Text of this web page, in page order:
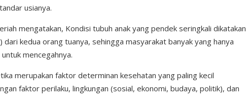
usianya.
mengatakan, Kondisi tubuh anak yang pendek seringkali dikatakan
kedua orang tuanya, sehingga masyarakat banyak yang hanya
mencegahnya.
merupakan faktor determinan kesehatan yang paling kecil
faktor perilaku, lingkungan (sosial, ekonomi, budaya, politik), dan